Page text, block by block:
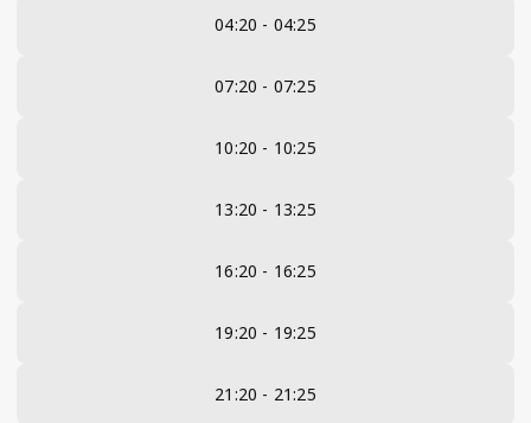
04:20 - 04:25
07:20 - 07:25
10:20 - 10:25
13:20 - 13:25
16:20 - 16:25
19:20 - 19:25
21:20 - 21:25